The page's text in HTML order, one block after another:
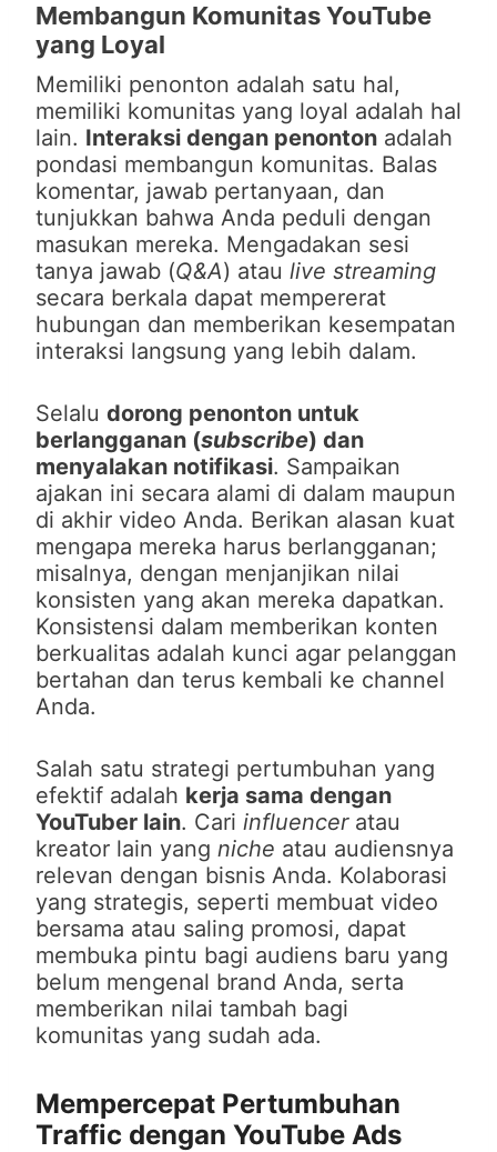
Membangun Komunitas YouTube
yang Loyal
Memiliki penonton adalah satu hal,
memiliki komunitas yang loyal adalah hal
lain. Interaksi dengan penonton adalah
pondasi membangun komunitas. Balas
komentar, jawab pertanyaan, dan
tunjukkan bahwa Anda peduli dengan
masukan mereka. Mengadakan sesi
tanya jawab (Q&A) atau live streaming
secara berkala dapat mempererat
hubungan dan memberikan kesempatan
interaksi langsung yang lebih dalam.
Selalu dorong penonton untuk
berlangganan (subscribe) dan
menyalakan notifikasi. Sampaikan
ajakan ini secara alami di dalam maupun
di akhir video Anda. Berikan alasan kuat
mengapa mereka harus berlangganan;
misalnya, dengan menjanjikan nilai
konsisten yang akan mereka dapatkan.
Konsistensi dalam memberikan konten
berkualitas adalah kunci agar pelanggan
bertahan dan terus kembali ke channel
Anda.
Salah satu strategi pertumbuhan yang
efektif adalah kerja sama dengan
YouTuber lain. Cari influenceratau
kreator lain yang niche atau audiensnya
relevan dengan bisnis Anda. Kolaborasi
yang strategis, seperti membuat video
bersama atau saling promosi, dapat
membuka pintu bagi audiens baru yang
belum mengenal brand Anda, serta
memberikan nilai tambah bagi
komunitas yang sudah ada.
Mempercepat Pertumbuhan
Traffic dengan YouTube Ads